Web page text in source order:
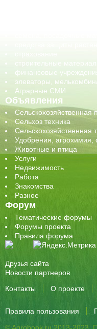
строительные материалы
финансовые
элеваторы,
Аграрные СМИ
Объявления
Сельскохозяйственная
Сельхоз техника
Сельскохозяйственная
Удобрения,
Животные и птица
Услуги
Недвижимость
Работа
Знакомства
Разное
Форум
Тематические форумы
Форумы проекта
Правила форума
Друзья сайта
Новости партнеров
Контакты
О проекте
Правила пользования